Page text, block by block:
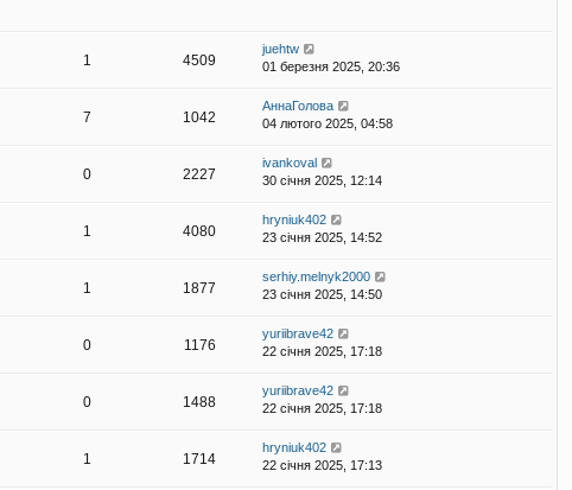
1 4509
juehtw
01 березня 2025, 20:36
7 1042
АннаГолова
04 лютого 2025, 04:58
0 2227
ivankoval
30 січня 2025, 12:14
1 4080
hryniuk402
23 січня 2025, 14:52
1 1877
serhiy.melnyk2000
23 січня 2025, 14:50
0 1176
yuriibrave42
22 січня 2025, 17:18
0 1488
yuriibrave42
22 січня 2025, 17:18
1 1714
hryniuk402
22 січня 2025, 17:13